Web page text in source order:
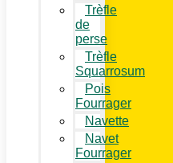
Trèfle
de
perse
Trèfle
Squarrosum
Pois
Fourrager
Navette
Navet
Fourrager